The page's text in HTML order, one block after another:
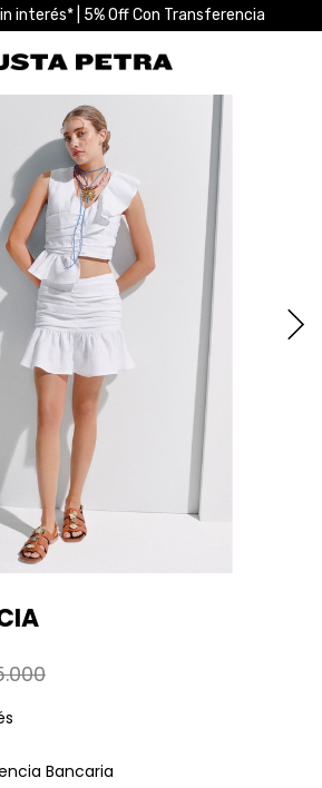
interés* | 5% Off Con Transferencia